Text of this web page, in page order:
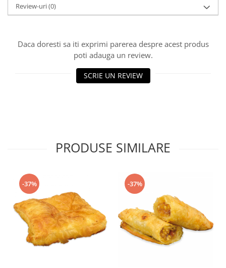
Turta dulce
Turta dulce cu nuci
Turta dulce cu miere
Paine
Paine ambalata
Chifle
Colaci festivi
Snack-uri sărate
Review-uri(0)
Daca doresti sa iti exprimi parerea despre acest produs
poti adauga un review.
SCRIE UN REVIEW
PRODUSE SIMILARE
-37% -37%